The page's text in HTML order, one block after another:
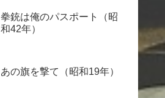
拳銃は俺のパスポート（昭
和42年）
あの旗を撃て（昭和19年）